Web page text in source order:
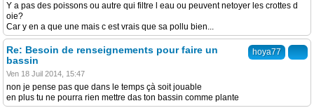
Y a pas des poissons ou autre qui filtre l eau ou peuvent netoyer les crottes d
oie?
Car y en a que une mais c est vrais que sa pollu bien...
hoya77
Re: Besoin de renseignements pour faire un
bassin
Ven 18 Juil 2014, 15:47
non je pense pas que dans le temps çà soit jouable
en plus tu ne pourra rien mettre das ton bassin comme plante